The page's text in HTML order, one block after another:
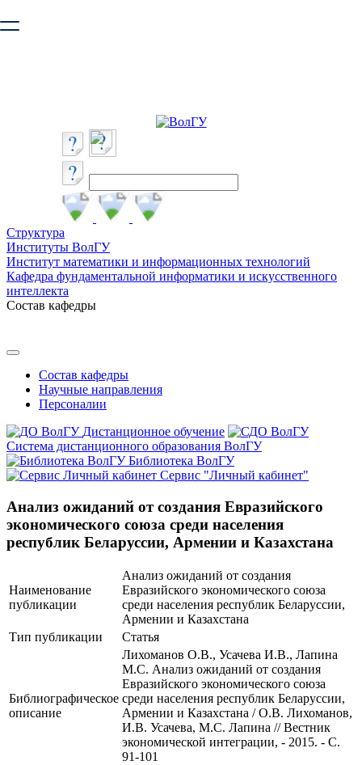
безопасную работу с сайтом. Пожалуйста
Структура
Институты ВолГУ
Институт математики и информационных технологий
Кафедра фундаментальной информатики и искусственного
интеллекта
Состав кафедры
Состав кафедры
Научные направления
Персоналии
Дистанционное обучение
Система дистанционного образования ВолГУ
Библиотека ВолГУ
Сервис "Личный кабинет"
Анализ ожиданий от создания Евразийского
экономического союза среди населения
республик Беларуссии, Армении и Казахстана
Наименование
публикации
Анализ ожиданий от создания
Евразийского экономического союза
среди населения республик Беларуссии,
Армении и Казахстана
Тип публикации
Статья
Библиографическое
описание
Лихоманов О.В., Усачева И.В., Лапина
М.С. Анализ ожиданий от создания
Евразийского экономического союза
среди населения республик Беларуссии,
Армении и Казахстана / О.В. Лихоманов,
И.В. Усачева, М.С. Лапина // Вестник
экономической интеграции, - 2015. - С.
91-101